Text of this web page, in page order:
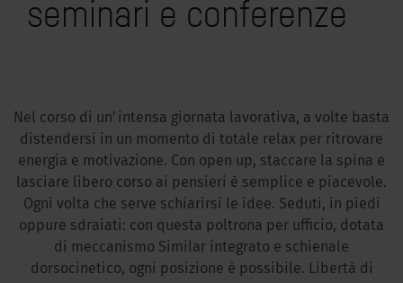
seminari e conferenze
Nel corso di un’intensa giornata lavorativa, a volte basta
distendersi in un momento di totale relax per ritrovare
energia e motivazione. Con open up, staccare la spina e
lasciare libero corso ai pensieri è semplice e piacevole.
Ogni volta che serve schiarirsi le idee. Seduti, in piedi
oppure sdraiati: con questa poltrona per ufficio, dotata
di meccanismo Similar integrato e schienale
dorsocinetico, ogni posizione è possibile. Libertà di